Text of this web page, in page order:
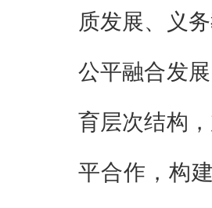
质发展、义
公平融合发
育层次结构
平合作，构